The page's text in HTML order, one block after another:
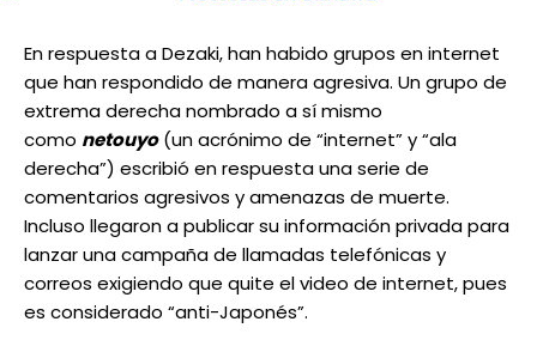
En respuesta a Dezaki, han habido grupos en internet
que han respondido de manera agresiva. Un grupo de
extrema derecha nombrado a sí mismo
como netouyo(un acrónimo de “internet” y “ala
derecha”) escribió en respuesta una serie de
comentarios agresivos y amenazas de muerte.
Incluso llegaron a publicar su información privada para
lanzar una campaña de llamadas telefónicas y
correos exigiendo que quite el video de internet, pues
es considerado “anti-Japonés”.